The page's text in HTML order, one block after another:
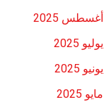
أغسطس 2025
يوليو 2025
يونيو 2025
مايو 2025